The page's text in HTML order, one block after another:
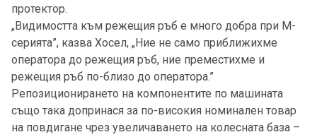
протектор.
„Видимостта към режещия ръб е много добра при М-
серията”, казва Хосел, „Ние не само приближихме
оператора до режещия ръб, ние преместихме и
режещия ръб по-близо до оператора.”
Репозиционирането на компонентите по машината
също така допринася за по-високия номинален товар
на повдигане чрез увеличаването на колесната база –